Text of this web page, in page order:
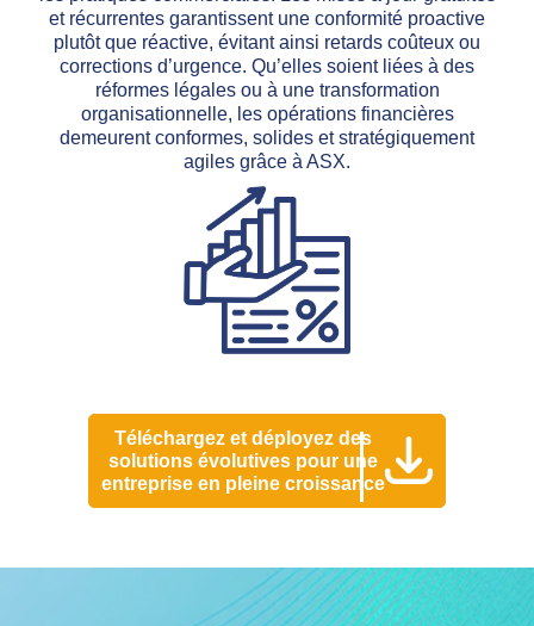
et récurrentes garantissent une conformité proactive
plutôt que réactive, évitant ainsi retards coûteux ou
corrections d’urgence. Qu’elles soient liées à des
réformes légales ou à une transformation
organisationnelle, les opérations financières
demeurent conformes, solides et stratégiquement
agiles grâce à ASX.
Téléchargez et déployez des
solutions évolutives pour une
entreprise en pleine croissance